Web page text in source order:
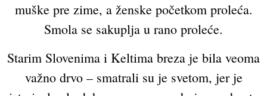
muške pre zime, a ženske početkom proleća.
Smola se sakuplja u rano proleće.
Starim Slovenima i Keltima breza je bila veoma
važno drvo – smatrali su je svetom, jer je